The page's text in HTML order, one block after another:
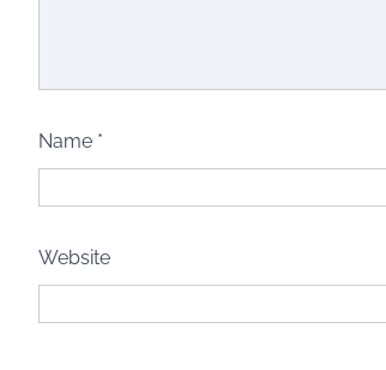
Name *
Website